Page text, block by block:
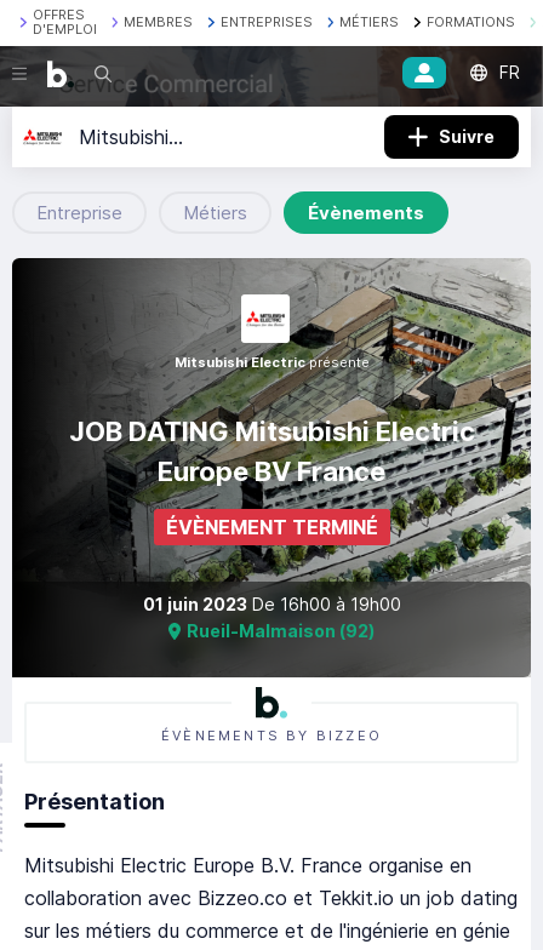
OFFRES
D'EMPLOI
MEMBRES ENTREPRISES MÉTIERS FORMATIONS
Recherche FR
Mitsubishi Electric Suivre
Entreprise Métiers Évènements
Mitsubishi Electricprésente
JOB DATING Mitsubishi Electric
Europe BV France
ÉVÈNEMENT TERMINÉ
01 juin 2023 De 16h00 à 19h00
Rueil-Malmaison (92)
ÉVÈNEMENTS BY BIZZEO
Présentation
Mitsubishi Electric Europe B.V. France organise en
collaboration avec Bizzeo.co et Tekkit.io un job dating
sur les métiers du commerce et de l'ingénierie en génie